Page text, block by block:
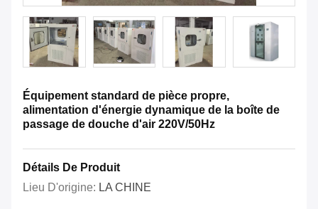
Équipement standard de pièce propre,
alimentation d'énergie dynamique de la boîte de
passage de douche d'air 220V/50Hz
Détails De Produit
Lieu D'origine: LA CHINE